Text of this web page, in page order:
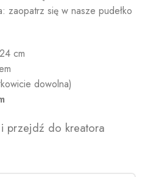
zaopatrz się w nasze pudełko
cm
dowolna)
przejdź do kreatora